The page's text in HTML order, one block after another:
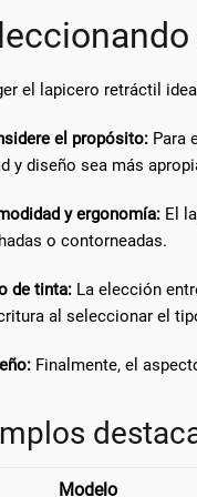
el lapicero retráctil
el propósito: Para
y diseño sea más
y ergonomía: El
o contorneadas.
de tinta: La elección
al seleccionar el
Finalmente, el
Modelo